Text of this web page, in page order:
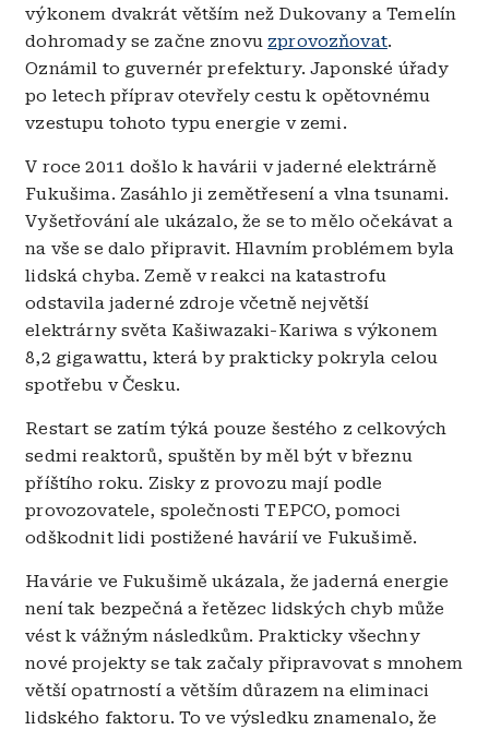
výkonem dvakrát větším než Dukovany a Temelín
dohromady se začne znovu zprovozňovat.
Oznámil to guvernér prefektury. Japonské úřady
po letech příprav otevřely cestu k opětovnému
vzestupu tohoto typu energie v zemi.
V roce 2011 došlo k havárii v jaderné elektrárně
Fukušima. Zasáhlo ji zemětřesení a vlna tsunami.
Vyšetřování ale ukázalo, že se to mělo očekávat a
na vše se dalo připravit. Hlavním problémem byla
lidská chyba. Země v reakci na katastrofu
odstavila jaderné zdroje včetně největší
elektrárny světa Kašiwazaki-Kariwa s výkonem
8,2 gigawattu, která by prakticky pokryla celou
spotřebu v Česku.
Restart se zatím týká pouze šestého z celkových
sedmi reaktorů, spuštěn by měl být v březnu
příštího roku. Zisky z provozu mají podle
provozovatele, společnosti TEPCO, pomoci
odškodnit lidi postižené havárií ve Fukušimě.
Havárie ve Fukušimě ukázala, že jaderná energie
není tak bezpečná a řetězec lidských chyb může
vést k vážným následkům. Prakticky všechny
nové projekty se tak začaly připravovat s mnohem
větší opatrností a větším důrazem na eliminaci
lidského faktoru. To ve výsledku znamenalo, že